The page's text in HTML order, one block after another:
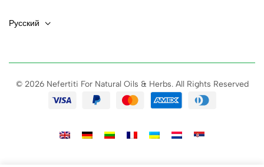
Русский
© 2026 Nefertiti For Natural Oils & Herbs. All Rights Reserved